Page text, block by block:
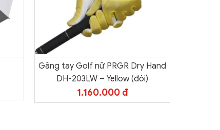
Găng tay Golf nữ PRGR Dry Hand
DH-203LW – Yellow (đôi)
1.160.000 đ